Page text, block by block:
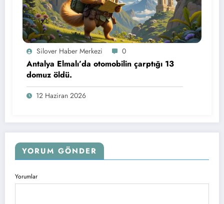
Silover Haber Merkezi 0
Antalya Elmalı’da otomobilin çarptığı 13
domuz öldü.
12 Haziran 2026
YORUM GÖNDER
Yorumlar